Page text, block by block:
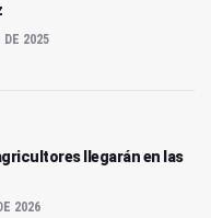
DE 2025
llegarán en las
2026